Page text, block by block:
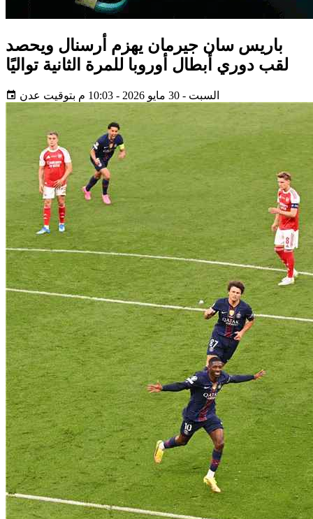
باريس سان جيرمان يهزم أرسنال ويحصد
لقب دوري أبطال أوروبا للمرة الثانية تواليًا
السبت - 30 مايو 2026 - 10:03 م بتوقيت عدن